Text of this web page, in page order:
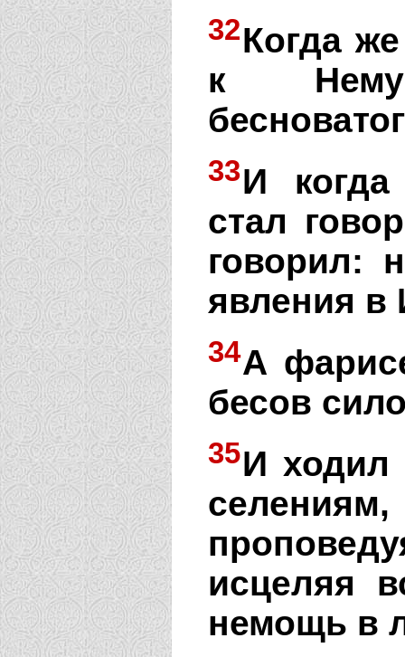
32Когда
к Нему
33И
стал
говорил:
явления в
34А
бесов
35И ходил
исцеляя
немощь в